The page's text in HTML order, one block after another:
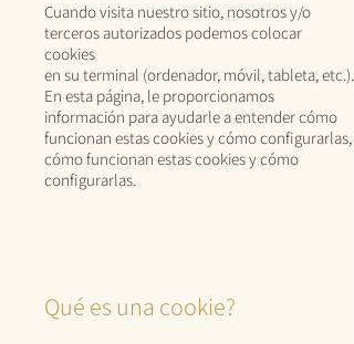
Cuando visita nuestro sitio, nosotros y/o
terceros autorizados podemos colocar
cookies
en su terminal (ordenador, móvil, tableta, etc.).
En esta página, le proporcionamos
información para ayudarle a entender cómo
funcionan estas cookies y cómo configurarlas,
cómo funcionan estas cookies y cómo
configurarlas.
Qué es una cookie?